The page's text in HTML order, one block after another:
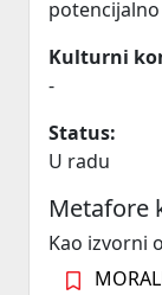
Kulturni
-
Status:
U radu
Metafore
Kao izvorni